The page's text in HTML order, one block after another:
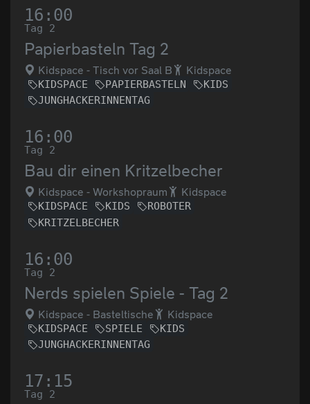
16:00
Tag 2
Papierbasteln Tag 2
Kidspace - Tisch vor Saal B Kidspace
KIDSPACE PAPIERBASTELN
KIDS
JUNGHACKERINNENTAG
16:00
Tag 2
Bau dir einen Kritzelbecher
Kidspace - Workshopraum Kidspace
KIDSPACE KIDS
ROBOTER
KRITZELBECHER
16:00
Tag 2
Nerds spielen Spiele - Tag 2
Kidspace - Basteltische Kidspace
KIDSPACE SPIELE
KIDS
JUNGHACKERINNENTAG
17:15
Tag 2